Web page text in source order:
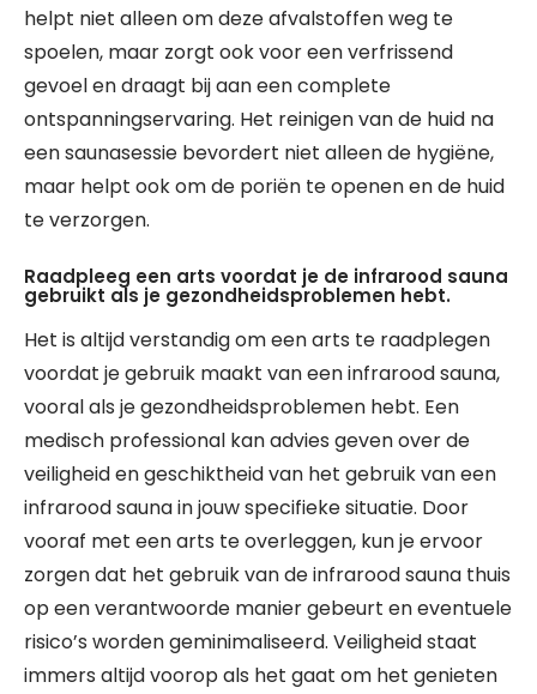
helpt niet alleen om deze afvalstoffen weg te
spoelen, maar zorgt ook voor een verfrissend
gevoel en draagt bij aan een complete
ontspanningservaring. Het reinigen van de huid na
een saunasessie bevordert niet alleen de hygiëne,
maar helpt ook om de poriën te openen en de huid
te verzorgen.
Raadpleeg een arts voordat je de infrarood sauna
gebruikt als je gezondheidsproblemen hebt.
Het is altijd verstandig om een arts te raadplegen
voordat je gebruik maakt van een infrarood sauna,
vooral als je gezondheidsproblemen hebt. Een
medisch professional kan advies geven over de
veiligheid en geschiktheid van het gebruik van een
infrarood sauna in jouw specifieke situatie. Door
vooraf met een arts te overleggen, kun je ervoor
zorgen dat het gebruik van de infrarood sauna thuis
op een verantwoorde manier gebeurt en eventuele
risico’s worden geminimaliseerd. Veiligheid staat
immers altijd voorop als het gaat om het genieten